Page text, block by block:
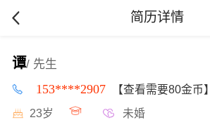
简历详情
谭/ 先生
153****2907 【查看需要80金币】
23岁 未婚